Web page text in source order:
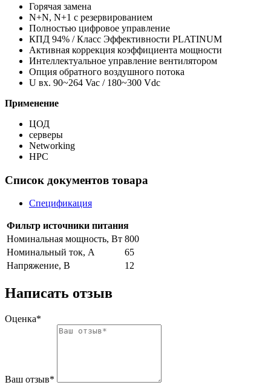
Горячая замена
N+N, N+1 с резервированием
Полностью цифровое управление
КПД 94% / Класс Эффективности PLATINUM
Активная коррекция коэффициента мощности
Интеллектуальное управление вентилятором
Опция обратного воздушного потока
U вх. 90~264 Vac / 180~300 Vdc
Применение
ЦОД
серверы
Networking
HPC
Список документов товара
Спецификация
Фильтр источники питания
Номинальная мощность, Вт 800
Номинальный ток, A
65
Напряжение, В
12
Написать отзыв
Оценка*
Ваш отзыв*